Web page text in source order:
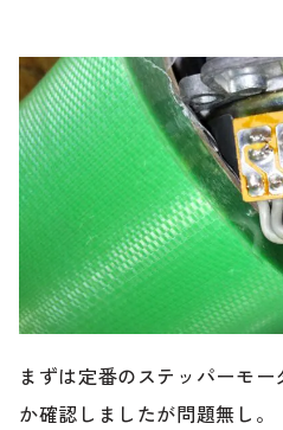
まずは定番のステッパーモ
か確認しましたが問題無し。